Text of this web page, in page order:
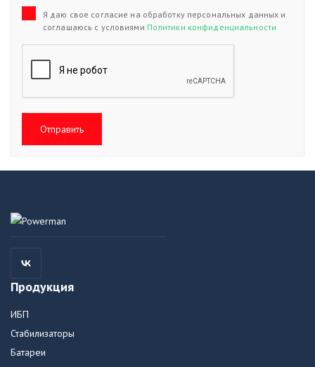
Я даю свое согласие на обработку персональных данных и
соглашаюсь с условиями Политики конфиденциальности
Отправить
Продукция
ИБП
Стабилизаторы
Батареи